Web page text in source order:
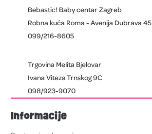
Bebastic! Baby centar Zagreb
Robna kuća Roma - Avenija Dubrava 45
099/216-8605
Trgovina Melita Bjelovar
Ivana Viteza Trnskog 9C
098/923-9070
Informacije